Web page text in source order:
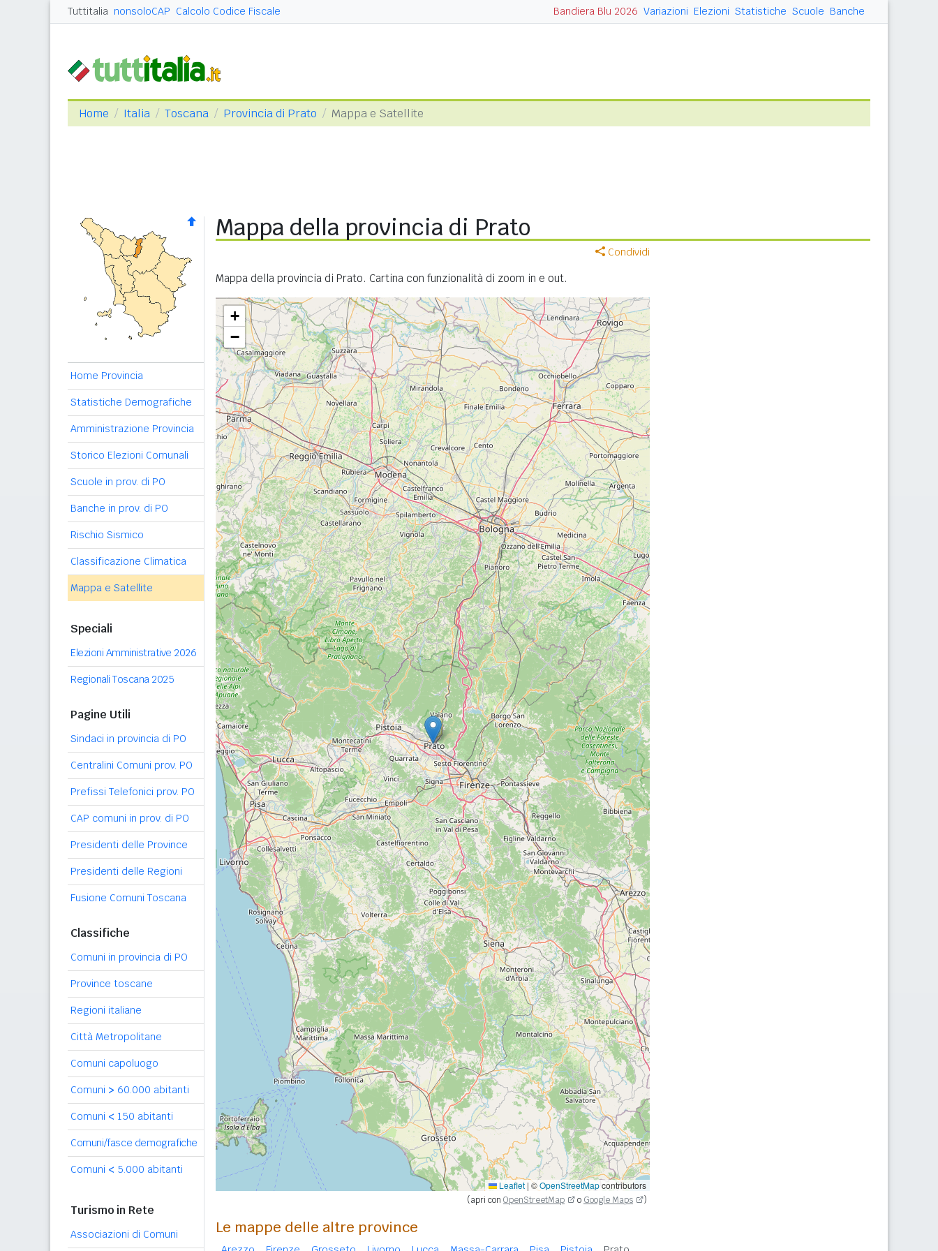
Tuttitalia nonsoloCAP Calcolo Codice Fiscale Bandiera Blu 2026 Variazioni Elezioni Statistiche Scuole Banche
Home Italia Toscana Provincia di Prato Mappa e Satellite
Home Provincia
Statistiche Demografiche
Amministrazione Provincia
Storico Elezioni Comunali
Scuole in prov. di PO
Banche in prov. di PO
Rischio Sismico
Classificazione Climatica
Mappa e Satellite
Speciali
Elezioni Amministrative 2026
Regionali Toscana 2025
Pagine Utili
Sindaci in provincia di PO
Centralini Comuni prov. PO
Prefissi Telefonici prov. PO
CAP comuni in prov. di PO
Presidenti delle Province
Presidenti delle Regioni
Fusione Comuni Toscana
Classifiche
Comuni in provincia di PO
Province toscane
Regioni italiane
Città Metropolitane
Comuni capoluogo
Comuni > 60.000 abitanti
Comuni < 150 abitanti
Comuni/fasce demografiche
Comuni < 5.000 abitanti
Turismo in Rete
Associazioni di Comuni
Mappa della provincia di Prato
Condividi
Mappa della provincia di Prato. Cartina con funzionalità di zoom in e out.
+
−
Leaflet | ©OpenStreetMapcontributors
(apri con OpenStreetMap o Google Maps )
Le mappe delle altre province